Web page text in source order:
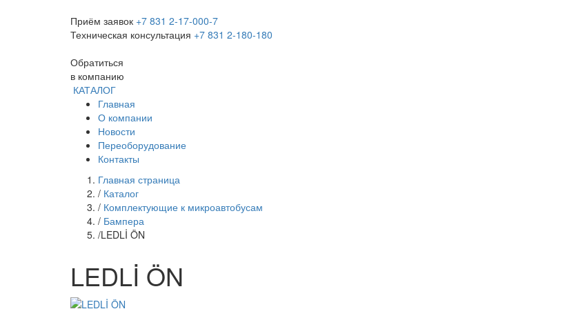
Приём заявок +7 831 2-17-000-7
Техническая консультация +7 831 2-180-180
Обратиться
в компанию
КАТАЛОГ
Главная
О компании
Новости
Переоборудование
Контакты
Главная страница
/ Каталог
/ Комплектующие к микроавтобусам
/ Бампера
/LEDLİ ÖN
LEDLİ ÖN